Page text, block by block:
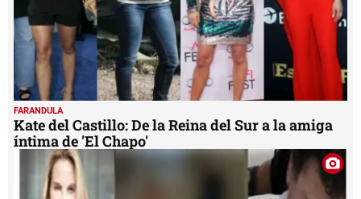
FARANDULA
Kate del Castillo: De la Reina del Sur a la amiga
íntima de 'El Chapo'